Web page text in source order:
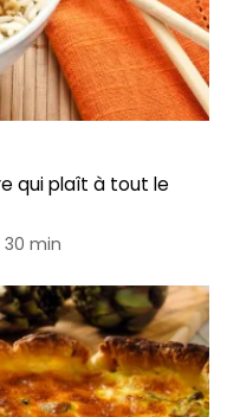
qui plaît à tout le
min